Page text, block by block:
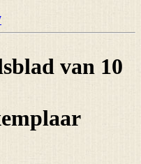
van 10